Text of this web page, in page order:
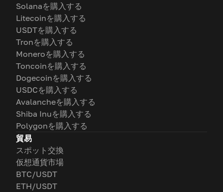
Solanaを購入する
Litecoinを購入する
USDTを購入する
Tronを購入する
Moneroを購入する
Toncoinを購入する
Dogecoinを購入する
USDCを購入する
Avalancheを購入する
Shiba Inuを購入する
Polygonを購入する
貿易
スポット交換
仮想通貨市場
BTC/USDT
ETH/USDT